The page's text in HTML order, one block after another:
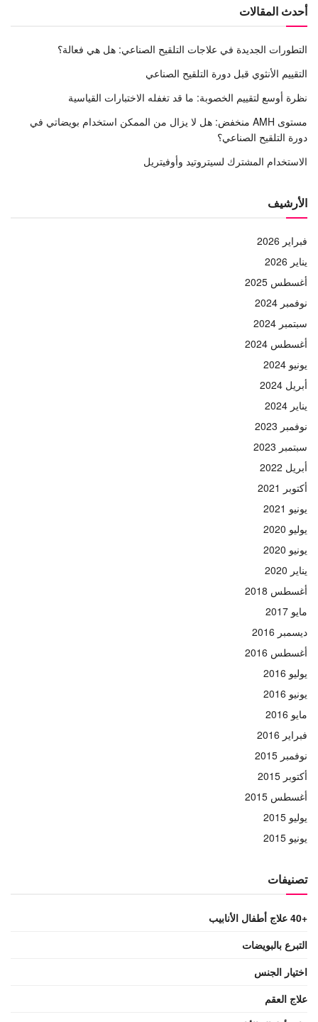
أحدث المقالات
التطورات الجديدة في علاجات التلقيح الصناعي: هل هي فعالة؟
التقييم الأنثوي قبل دورة التلقيح الصناعي
نظرة أوسع لتقييم الخصوبة: ما قد تغفله الاختبارات القياسية
مستوى AMH منخفض: هل لا يزال من الممكن استخدام بويضاتي في
دورة التلقيح الصناعي؟
الاستخدام المشترك لسيتروتيد وأوفيتريل
الأرشيف
فبراير 2026
يناير 2026
أغسطس 2025
نوفمبر 2024
سبتمبر 2024
أغسطس 2024
يونيو 2024
أبريل 2024
يناير 2024
نوفمبر 2023
سبتمبر 2023
أبريل 2022
أكتوبر 2021
يونيو 2021
يوليو 2020
يونيو 2020
يناير 2020
أغسطس 2018
مايو 2017
ديسمبر 2016
أغسطس 2016
يوليو 2016
يونيو 2016
مايو 2016
فبراير 2016
نوفمبر 2015
أكتوبر 2015
أغسطس 2015
يوليو 2015
يونيو 2015
تصنيفات
+40 علاج أطفال الأنابيب
التبرع بالبويضات
اختيار الجنس
علاج العقم